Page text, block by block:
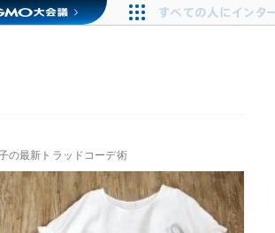
の最新トラッドコーデ術